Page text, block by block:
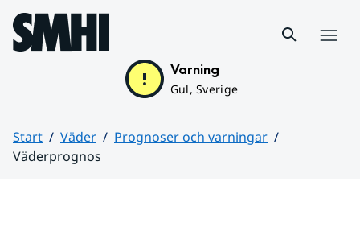
Hoppa till sidans innehåll
Varning
Gul, Sverige
Start Väder
Prognoser och varningar
Väderprognos